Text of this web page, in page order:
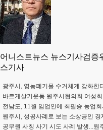
어니스트뉴스 뉴스기사검증
스기사
광주시, 영농폐기물 수거체계 강화한
바르게살기운동 원주시협의회 여성
전남도, 11월 임업인에 최필승 농업
원주시, 성공사례로 보는 소상공인 경
공무원 사칭 사기 시도 사례 발생...원